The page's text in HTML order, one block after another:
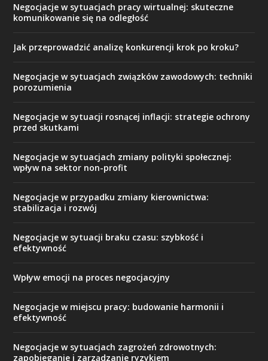
Negocjacje w sytuacjach pracy wirtualnej: skuteczne
komunikowanie się na odległość
Jak przeprowadzić analizę konkurencji krok po kroku?
Negocjacje w sytuacjach związków zawodowych: techniki
porozumienia
Negocjacje w sytuacji rosnącej inflacji: strategie ochrony
przed skutkami
Negocjacje w sytuacjach zmiany polityki społecznej:
wpływ na sektor non-profit
Negocjacje w przypadku zmiany kierownictwa:
stabilizacja i rozwój
Negocjacje w sytuacji braku czasu: szybkość i
efektywność
Wpływ emocji na proces negocjacyjny
Negocjacje w miejscu pracy: budowanie harmonii i
efektywność
Negocjacje w sytuacjach zagrożeń zdrowotnych:
zapobieganie i zarządzanie ryzykiem